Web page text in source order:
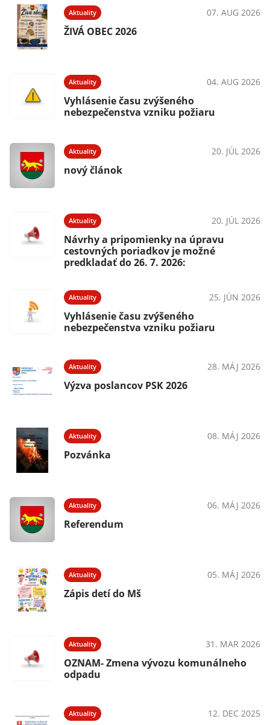
Aktuality 07. AUG 2026
ŽIVÁ OBEC 2026
Aktuality 04. AUG 2026
Vyhlásenie času zvýšeného
nebezpečenstva vzniku požiaru
Aktuality 20. JÚL 2026
nový článok
Aktuality 20. JÚL 2026
Návrhy a pripomienky na úpravu
cestovných poriadkov je možné
predkladať do 26. 7. 2026:
Aktuality 25. JÚN 2026
Vyhlásenie času zvýšeného
nebezpečenstva vzniku požiaru
Aktuality 28. MÁJ 2026
Výzva poslancov PSK 2026
Aktuality 08. MÁJ 2026
Pozvánka
Aktuality 06. MÁJ 2026
Referendum
Aktuality 05. MÁJ 2026
Zápis detí do Mš
Aktuality 31. MAR 2026
OZNAM- Zmena vývozu komunálneho
odpadu
Aktuality 12. DEC 2025